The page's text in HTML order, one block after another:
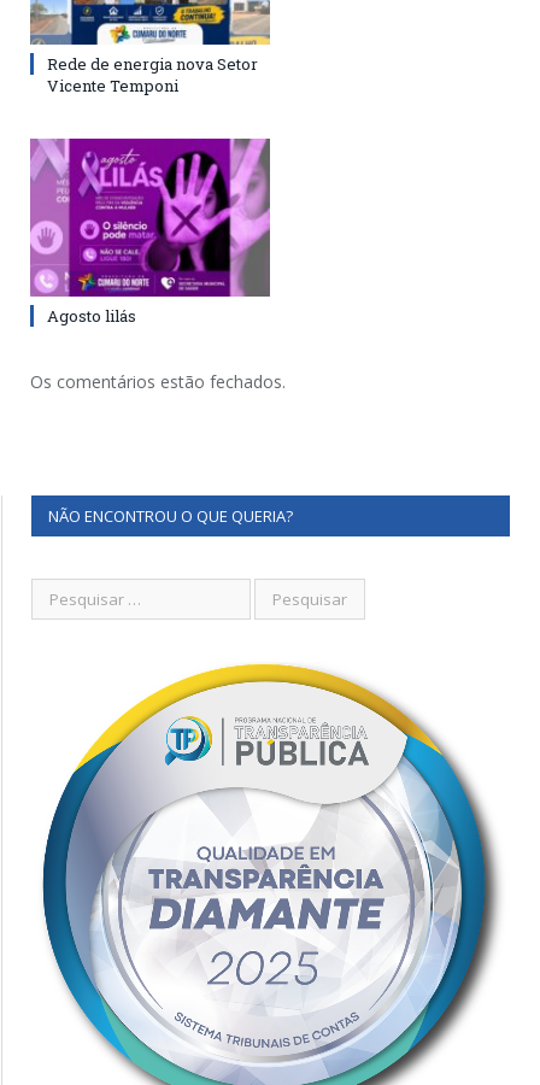
Rede de energia nova Setor
Vicente Temponi
Agosto lilás
Os comentários estão fechados.
NÃO ENCONTROU O QUE QUERIA?